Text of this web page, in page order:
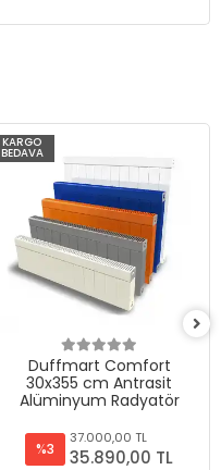
KARGO
BEDAVA
Duffmart Comfort
30x355 cm Antrasit
Alüminyum Radyatör
%3
37.000,00 TL
35.890,00 TL